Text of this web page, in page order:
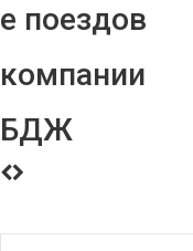
е поездов
компании
БДЖ